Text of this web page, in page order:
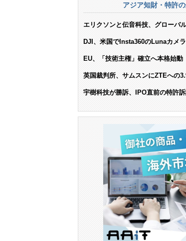
アジア知財・特許
エリクソンと伝音科技、グローバ
DJI、米国でInsta360のLunaカメ
EU、「技術主権」確立へ本格始
英国裁判所、サムスンにZTEへの
宇樹科技が勝訴、IPO直前の特許